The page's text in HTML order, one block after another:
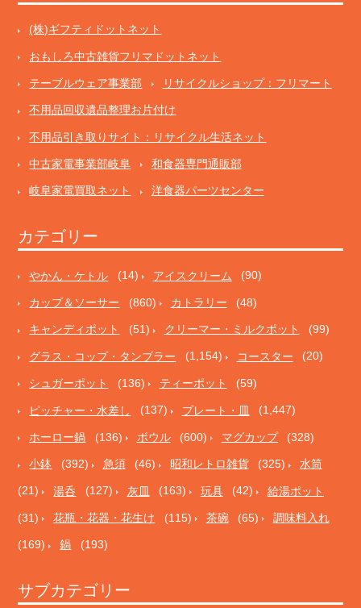
(株)ギフティドットネット
おもしろ中古雑貨フリマドットネット
テーブルウェア事業部 リサイクルショップ：フリマート
不用品回収遺品整理お片付け
不用品引き取りサイト：リサイクル生活ネット
中古家電事業部岐阜 和食器専門通販部
岐阜家電買取ネット 洋食器パーツセンター
カテゴリー
やかん・ケトル (14) アイスクリーム (90)
カップ＆ソーサー (860) カトラリー (48)
キャンディポット (51) クリーマー・ミルクポット (99)
グラス・コップ・タンブラー (1,154) コースター (20)
シュガーポット (136) ティーポット (59)
ピッチャー・水差し (137) プレート・皿 (1,447)
ホーロー鍋 (136) ボウル (600) マグカップ (328)
小鉢 (392) 急須 (46) 昭和レトロ雑貨 (325) 水筒
(21) 湯呑 (127) 灰皿 (163) 玩具 (42) 給湯ポット
(31) 花瓶・花器・花生け (115) 茶碗 (65) 調味料入れ
(169) 鍋 (193)
サブカテゴリー